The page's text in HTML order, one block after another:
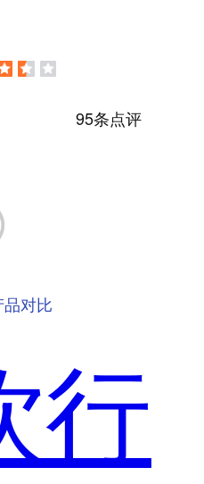
95条点评
品对比
行